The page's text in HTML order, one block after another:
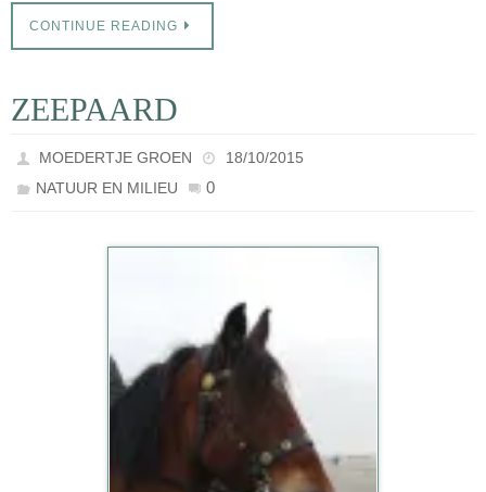
CONTINUE READING
ZEEPAARD
MOEDERTJE GROEN
18/10/2015
NATUUR EN MILIEU
0